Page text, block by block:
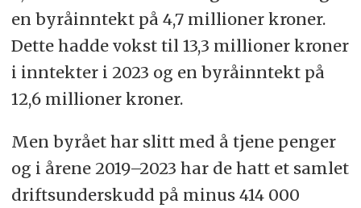
en byråinntekt på 4,7 millioner kroner.
Dette hadde vokst til 13,3 millioner kroner
i inntekter i 2023 og en byråinntekt på
12,6 millioner kroner.
Men byrået har slitt med å tjene penger
og i årene 2019–2023 har de hatt et samlet
driftsunderskudd på minus 414 000